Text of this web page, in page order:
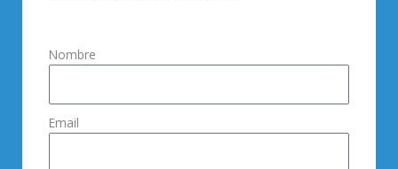
Nombre
Email